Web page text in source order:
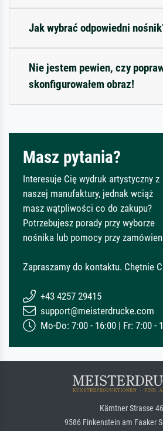
Jak wybrać odpowiedni
Nie jestem pewien, czy
skonfigurowałem obraz!
Masz pytania?
Interesuje Cię wydruk artystyczny z
naszej manufaktury, jednak wciąż
masz wątpliwości co do zakupu?
Potrzebujesz porady przy wyborze
nośnika lub pomocy przy
Zapraszamy do kontaktu. Chętnie
+43 4257 29415
support@meisterdrucke.com
Mo-Do: 7:00 - 16:00 | Fr: 7:00 -
Kärntner Strasse 46
9586 Finkenstein am Faaker